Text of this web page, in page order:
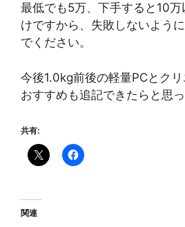
最低でも5万、下手すると10
けですから、失敗しないよう
でください。
今後1.0kg前後の軽量PCとク
おすすめも追記できたらと思っ
共有:
関連